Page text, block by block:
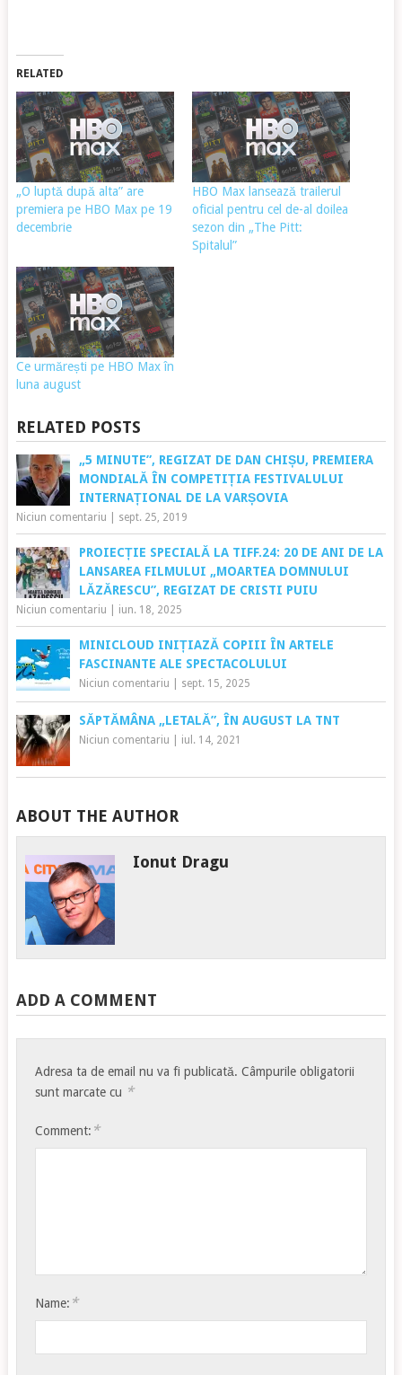
RELATED
„O luptă după alta” are
premiera pe HBO Max pe 19
decembrie
HBO Max lansează trailerul
oficial pentru cel de-al doilea
sezon din „The Pitt:
Spitalul”
Ce urmărești pe HBO Max în
luna august
RELATED POSTS
„5 MINUTE”, REGIZAT DE DAN CHIȘU, PREMIERA
MONDIALĂ ÎN COMPETIȚIA FESTIVALULUI
INTERNAȚIONAL DE LA VARȘOVIA
Niciun comentariu sept. 25, 2019
PROIECȚIE SPECIALĂ LA TIFF.24: 20 DE ANI DE LA
LANSAREA FILMULUI „MOARTEA DOMNULUI
LĂZĂRESCU”, REGIZAT DE CRISTI PUIU
Niciun comentariu iun. 18, 2025
MINICLOUD INIȚIAZĂ COPIII ÎN ARTELE
FASCINANTE ALE SPECTACOLULUI
Niciun comentariu sept. 15, 2025
SĂPTĂMÂNA „LETALĂ”, ÎN AUGUST LA TNT
Niciun comentariu iul. 14, 2021
ABOUT THE AUTHOR
Ionut Dragu
ADD A COMMENT
Adresa ta de email nu va fi publicată. Câmpurile obligatorii
sunt marcate cu *
Comment: *
Name: *